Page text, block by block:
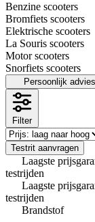
Benzine scooters
Bromfiets scooters
Elektrische scooters
La Souris scooters
Motor scooters
Snorfiets scooters
Persoonlijk advies
Filter
Testrit aanvragen
Laagste
testrijden
Laagste
testrijden
Brandstof